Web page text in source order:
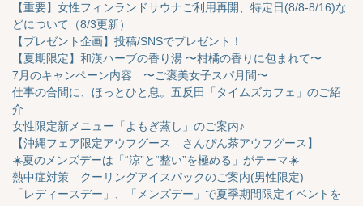
【重要】女性フィンランドサウナご利用再開、特定日(8/8-8/16)な
どについて（8/3更新）
【プレゼント企画】投稿/SNSでプレゼント！
【夏期限定】和漢ハーブの香り湯 〜柑橘の香りに包まれて〜
7月のキャンペーン内容 〜ご褒美女子スパ月間〜
仕事の合間に、ほっとひと息。五反田「タイムズカフェ」のご紹
介
女性限定新メニュー「よもぎ蒸し」のご案内♪
【沖縄フェア限定アウフグース さんぴん茶アウフグース】
☀️夏のメンズデーは「“涼”と“整い”を極める」がテーマ☀️
熱中症対策 クーリングアイスパックのご案内(男性限定)
「レディースデー」、「メンズデー」で夏季期間限定イベントを